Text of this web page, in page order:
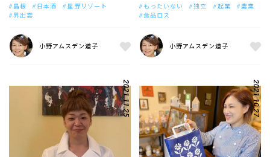
島根 日本酒
星野リゾート
界出雲
小野アムスデン道子
もったいない 独立 起業
農業
食品ロス
小野アムスデン道子
2021.11.25 2021.10.27